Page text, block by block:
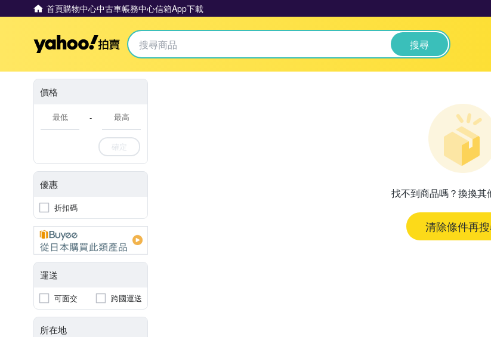
首頁購物中心中古車帳務中心信箱App下載
Yahoo拍賣 搜尋
價格
-
確定
優惠
折扣碼
運送
可面交 跨國運送
所在地
找不到商品嗎？換換其
清除條件再